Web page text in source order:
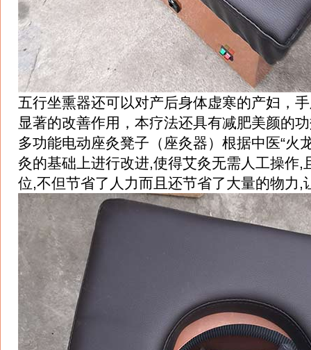
五行坐熏器还可以对产后身体虚寒的产妇，
显著的改善作用，本疗法还具有减肥美颜的
多功能电动座灸凳子（座灸器）根据中医“火
灸的基础上进行改进,使得艾灸无需人工操作,
位,不但节省了人力而且还节省了大量的物力,